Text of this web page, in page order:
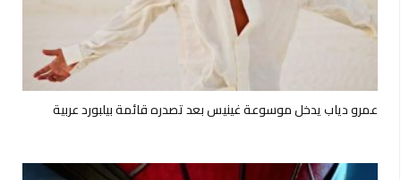
عمرو دياب يدخل موسوعة غينيس بعد تصدره قائمة بيلبورد عربية